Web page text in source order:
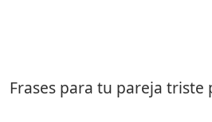
Frases para tu pareja triste